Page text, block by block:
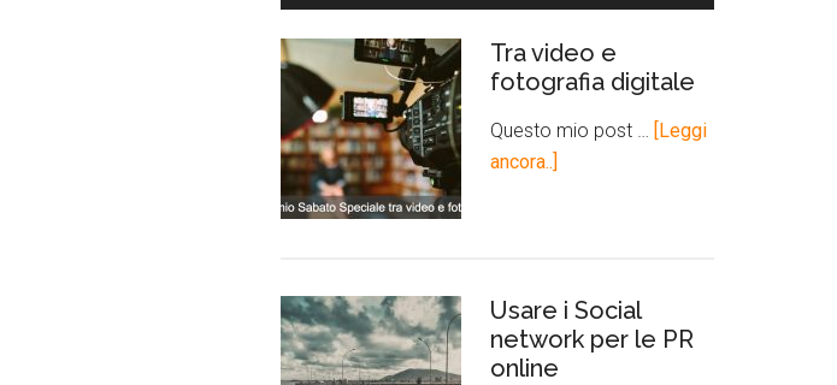
Tra video e
fotografia digitale
Questo mio post …
[Leggi
ancora..]
Usare i Social
network per le PR
online